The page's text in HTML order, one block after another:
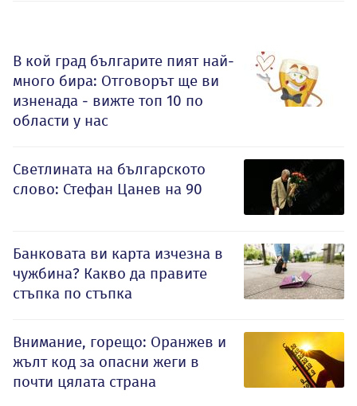
В кой град българите пият най-
много бира: Отговорът ще ви
изненада - вижте топ 10 по
области у нас
Светлината на българското
слово: Стефан Цанев на 90
Банковата ви карта изчезна в
чужбина? Какво да правите
стъпка по стъпка
Внимание, горещо: Оранжев и
жълт код за опасни жеги в
почти цялата страна